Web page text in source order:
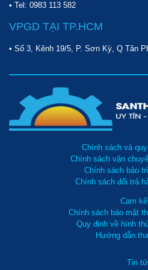
• Tel: 0983 113 582
VPGD TẠI TP.HCM
• Số 3, Kênh 19/5, P. Sơn Kỳ, Q Tân
Chính sách và
Chính sách vận
Chính sách bảo
Chính sách đổi trả
Cam
Chính sách bảo mật
Quy định về hình
Hướng dẫn
Tin